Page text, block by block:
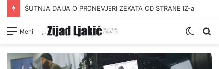
ŠUTNJA DAIJA O PRONEVJERI ZEKATA OD STRANE IZ-a
Meni
Switch